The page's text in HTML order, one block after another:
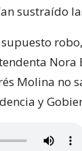
sustraído
Nora
Molina no
y